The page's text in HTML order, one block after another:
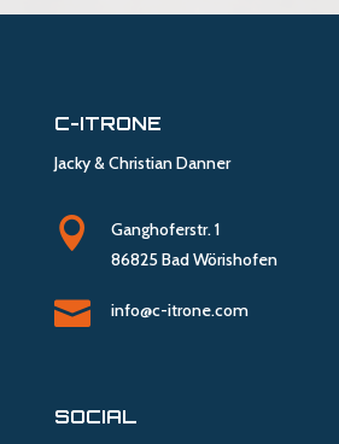
C-ITRONE
Jacky & Christian Danner

Ganghoferstr. 1
86825 Bad Wörishofen
 info@c-itrone.com
SOCIAL